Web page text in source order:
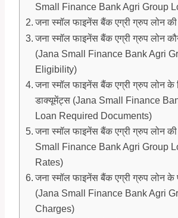
Small Finance Bank Agri Group
जना स्मॉल फाइनेंस बैंक एग्री ग्रुप लोन की
जना स्मॉल फाइनेंस बैंक एग्री ग्रुप लोन
(Jana Small Finance Bank Agri
Eligibility)
जना स्मॉल फाइनेंस बैंक एग्री ग्रुप लोन के
डाक्यूमेंट्स (Jana Small Finance
Loan Required Documents)
जना स्मॉल फाइनेंस बैंक एग्री ग्रुप लोन
Small Finance Bank Agri Group
Rates)
जना स्मॉल फाइनेंस बैंक एग्री ग्रुप लोन
(Jana Small Finance Bank Agri
Charges)